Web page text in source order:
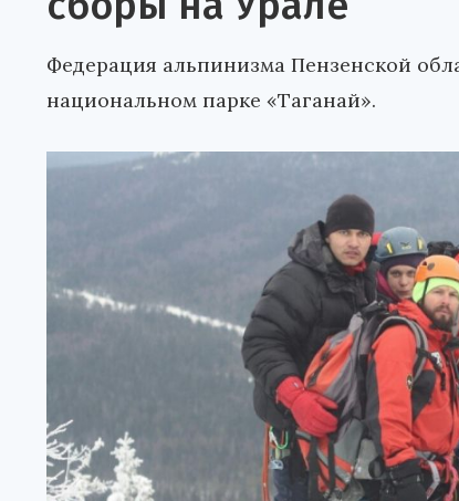
Федерация альпинизма Пензенской
национальном парке «Таганай».